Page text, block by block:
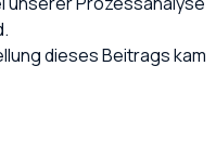
dieses Beitrags kam